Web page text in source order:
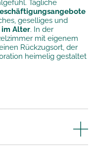
Tägliche
geselliges und
im Alter. In der
mit eigenem
Rückzugsort, der
heimelig gestaltet